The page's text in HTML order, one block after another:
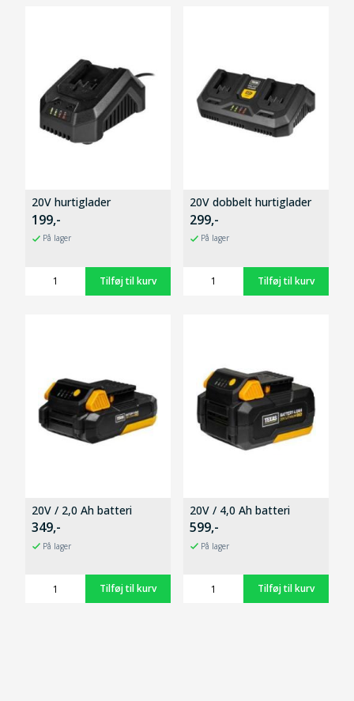
20V hurtiglader
199,-
På lager
20V dobbelt hurtiglader
299,-
På lager
20V / 2,0 Ah batteri
349,-
På lager
20V / 4,0 Ah batteri
599,-
På lager